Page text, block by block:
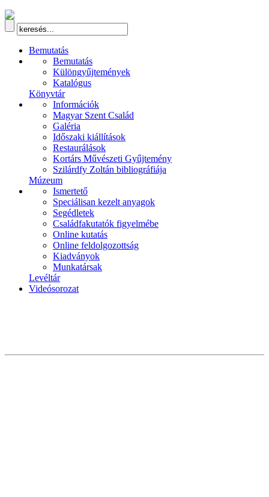
Bemutatás
Bemutatás
Különgyűjtemények
Katalógus
Könyvtár
Információk
Magyar Szent Család
Galéria
Időszaki kiállítások
Restaurálások
Kortárs Művészeti Gyűjtemény
Szilárdfy Zoltán bibliográfiája
Múzeum
Ismertető
Speciálisan kezelt anyagok
Segédletek
Családfakutatók figyelmébe
Online kutatás
Online feldolgozottság
Kiadványok
Munkatársak
Levéltár
Videósorozat